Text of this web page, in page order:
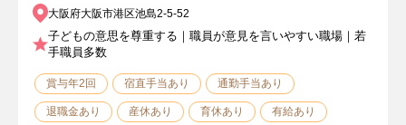
大阪府大阪市港区池島2-5-52
子どもの意思を尊重する｜職員が意見を言いやすい職場｜若
手職員多数
賞与年2回 宿直手当あり 通勤手当あり
退職金あり 産休あり 育休あり 有給あり